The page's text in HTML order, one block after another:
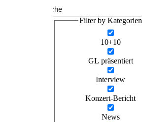
Suche
Filter by Kategorien
10+10
GL präsentiert
Interview
Konzert-Bericht
News